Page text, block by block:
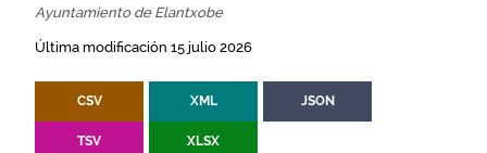
Ayuntamiento de Elantxobe
Última modificación 15 julio 2026
CSV XML JSON
TSV XLSX